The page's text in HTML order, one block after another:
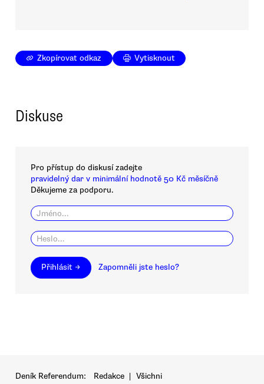
Zkopírovat odkaz Vytisknout
Diskuse
Pro přístup do diskusí zadejte
pravidelný dar v minimální hodnotě 50 Kč měsíčně
Děkujeme za podporu.
Přihlásit → Zapomněli jste heslo?
Deník Referendum: Redakce | Všichni